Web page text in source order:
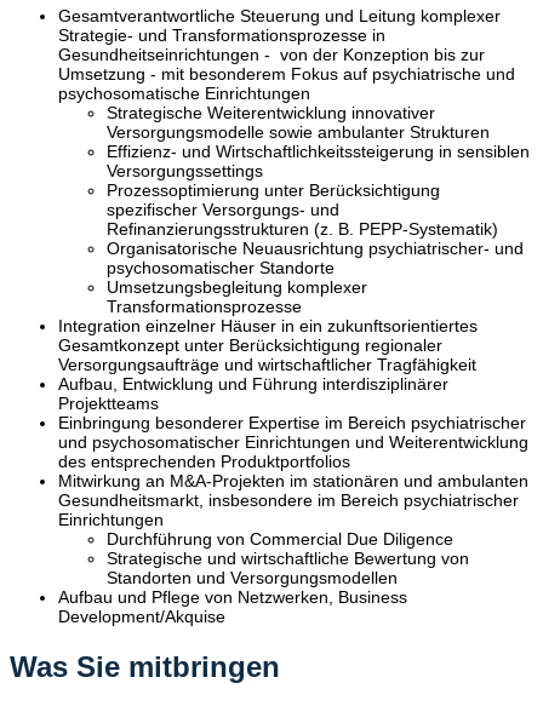
Gesamtverantwortliche Steuerung und Leitung komplexer
Strategie- und Transformationsprozesse in
Gesundheitseinrichtungen - von der Konzeption bis zur
Umsetzung - mit besonderem Fokus auf psychiatrische und
psychosomatische Einrichtungen
Strategische Weiterentwicklung innovativer
Versorgungsmodelle sowie ambulanter Strukturen
Effizienz- und Wirtschaftlichkeitssteigerung in sensiblen
Versorgungssettings
Prozessoptimierung unter Berücksichtigung
spezifischer Versorgungs- und
Refinanzierungsstrukturen (z. B. PEPP-Systematik)
Organisatorische Neuausrichtung psychiatrischer- und
psychosomatischer Standorte
Umsetzungsbegleitung komplexer
Transformationsprozesse
Integration einzelner Häuser in ein zukunftsorientiertes
Gesamtkonzept unter Berücksichtigung regionaler
Versorgungsaufträge und wirtschaftlicher Tragfähigkeit
Aufbau, Entwicklung und Führung interdisziplinärer
Projektteams
Einbringung besonderer Expertise im Bereich psychiatrischer
und psychosomatischer Einrichtungen und Weiterentwicklung
des entsprechenden Produktportfolios
Mitwirkung an M&A-Projekten im stationären und ambulanten
Gesundheitsmarkt, insbesondere im Bereich psychiatrischer
Einrichtungen
Durchführung von Commercial Due Diligence
Strategische und wirtschaftliche Bewertung von
Standorten und Versorgungsmodellen
Aufbau und Pflege von Netzwerken, Business
Development/Akquise
Was Sie mitbringen